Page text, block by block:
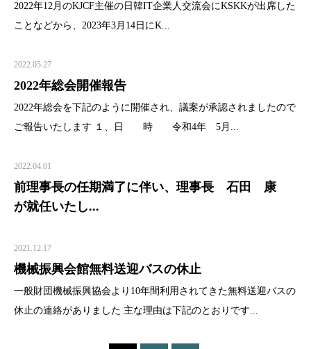
2022年12月のKJCF主催の日韓IT企業人交流会にKSKKが出席した
ことなどから、2023年3月14日にK...
2022.05.27
2022年総会開催報告
2022年総会を下記のように開催され、議案が承認されましたので
ご報告いたします １、日 時 令和4年 5月...
2022.04.01
前理事長の任期満了に伴い、理事長 石田 康
が就任いたし...
2021.12.17
機械振興会館無料送迎バスの休止
一般財団機械振興協会より10年間利用されてきた無料送迎バスの
休止の連絡がありました 主な理由は下記のとおりです...